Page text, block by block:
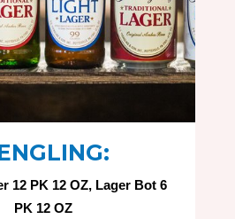
12 PK 12 OZ, Lager Bot 6
PK 12 OZ